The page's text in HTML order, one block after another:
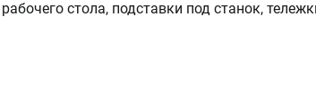
стола, подставки под станок,